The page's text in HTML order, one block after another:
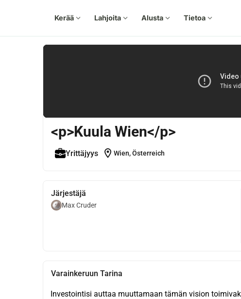
Kerää expand_more Lahjoita expand_more Alusta expand_more Tietoa expand_more
<p>Kuula Wien</p>
Yrittäjyys location_on Wien, Österreich
Järjestäjä
Max Cruder
Varainkeruun Tarina
Investointisi auttaa muuttamaan tämän vision